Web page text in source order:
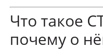
Что такое
почему о